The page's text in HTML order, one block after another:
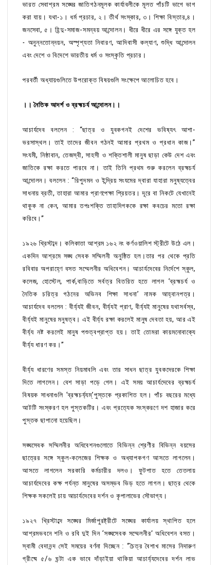
ভারত সেবাশ্রম সঙ্ঘের জাতিগঠনমূলক কার্যাবলীকে মূলত পাঁচটি ভাগে ভাগ
করা যায়। যথা-১। ধর্ম প্রচার, ২। তীর্থ সংস্কার, ৩। শিক্ষা বিস্তার,৪।
জনসেবা, ৫। হিন্দু-সমাজ-সমন্বয় আন্দোলন। ধীরে ধীরে এর সঙ্গে যুক্ত হল
- অনুন্নতোন্নয়ন, অস্পৃশ্যতা নিবারণ, আদিবাসী কল্যাণ, শুদ্ধি আন্দোলন
এবং দেশে ও বিদেশে ভারতীয় ধর্ম ও সংস্কৃতি প্রচার।
পরবর্তী অধ্যায়গুলিতে উপরোক্ত বিষয়গুলি সংক্ষেপে আলোচিত হবে।
।। নৈতিক আদর্শ ও ব্রহ্মচর্য আন্দোলন।।
আচার্যদেব বললেন : “ছাত্র ও যুবকগনই দেশের ভবিষ্যৎ আশা-
ভরসাস্থল। তাই তাদের জীবন গঠনই আমার প্রথম ও প্রধান কাজ।”
সংযমী, নিষ্ঠাবান, তেজস্বী, সাহসী ও শক্তিশালী মানুষ ছাড়া কেউ দেশ এবং
জাতিকে রক্ষা করতে পারবে না। তাই তিনি প্রথম শুরু করলেন ব্রহ্মচর্য
আন্দোলন। বললেন : “রিপুদমন ও ইন্দ্রিয় সংযমের দ্বারা যাহারা মনুষ্যত্বের
সাধনায় ব্রতী, তাহারা আমার প্রাণপেক্ষা প্রিয়তর। দূরে বা নিকটে যেখানেই
থাকুক না কেন, আমার তপঃশক্তি তাহাদিগককে রক্ষা কবচের মতো রক্ষা
করিবে।”
১৯২৬ খ্রিস্টাব্দ। কলিকাতা আশ্রম ১৬২ নং কর্ণওয়ালিশ স্ট্রীটে উঠে এল।
একদিন আশ্রমে সঙ্ঘ সেবক সম্মিলনী অনুষ্ঠিত হল।তার পর থেকে প্রতি
রবিবার অপরাহ্ণে বসত সম্মেলনীর অধিবেশন। আচার্যদেবের নির্দেশে স্কুল,
কলেজ, হোস্টেল, পার্ক,বাড়িতে সর্বত্র বিতরিত হতে লাগল ‘ব্রহ্মচর্য ও
নৈতিক চরিত্র গঠনের অভিনব শিক্ষা সাধনা’ নামক আহ্বানপত্র।
আচার্যদেব বললেন : বীর্য্যই জীবন, বীর্য্যই প্রাণ, বীর্য্যই মানুষের যথাসর্বস্ব,
বীর্য্যই মানুষের মনুষত্ব। এই বীর্য্য রক্ষা করলেই মানুষ দেবতা হয়, আর এই
বীর্য্য নষ্ট করলেই মানুষ পশুত্বপ্রাপ্ত হয়। তাই তোমরা কায়মনোবাক্যে
বীর্য্য ধারণ কর।”
বীর্য্য ধারণের সমস্ত নিয়মাবলি এবং তার সাধন ছাত্র যুবকদেরকে শিক্ষা
দিতে লাগলেন। বেশ সাড়া পড়ে গেল। এই সময় আচার্যদেবের ব্রহ্মচর্য
বিষয়ক সাধনাগুলি ‘ব্রহ্মচর্য্যম্’পুস্তকে প্রকাশিত হল। পাঁচ বছরের মধ্যে
আটটি সংস্করণ হল পুস্তকটির। এবং প্রত্যেক সংস্করণে দশ হাজার করে
পুস্তক ছাপানো হয়েছিল।
সঙ্ঘসেবক সম্মিলনীর অধিবেশনগুলোতে বিভিন্ন শ্রেণীর বিভিন্ন বয়সের
ছাত্রের সঙ্গে স্কুল-কলেজের শিক্ষক ও অধ্যাপকগণ আসতে লাগলেন।
আসতে লাগলেন সরকারি কর্মচারীর দলও। ফুটপাত হতে তেতলায়
আচার্যদেবের কক্ষ পর্যন্ত মানুষের অসম্ভব ভিড় হতে লাগল। ছাত্র থেকে
শিক্ষক সকলেই চায় আচার্যদেবের দর্শন ও কৃপালাভের সৌভাগ্য।
১৯২৭ খ্রিস্টাব্দে সঙ্ঘের মির্জাপুরষ্ট্রীটে সঙ্ঘের কার্যালয় স্থাপিত হলে
আশ্রমভবনে শনি ও রবি দুই দিন ‘সঙ্ঘসেবক সম্মেলনীর’ অধিবেশন বসত।
স্বামী বেদানন্দ সেই সময়ের বর্ণনা দিচ্ছেন : “চৈত্র বৈশাখ মাসের নিদারুণ
গ্রীষ্মে ৫/৬ ঘন্টা এক ভাবে দাঁড়াইয়া থাকিয়া আচার্য্যদেবের দর্শন লাভ